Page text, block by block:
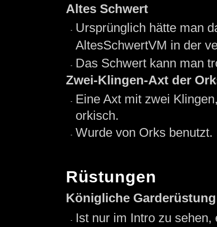
Altes Schwert
Ursprünglich hätte man
AltesSchwertVM in der
Das Schwert kann man
Zwei-Klingen-Axt der
Eine Axt mit zwei
orkisch.
Wurde von Orks benutzt.
Rüstungen
Königliche Garderüstung
Ist nur im Intro zu